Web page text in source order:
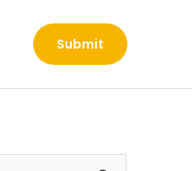
Submit